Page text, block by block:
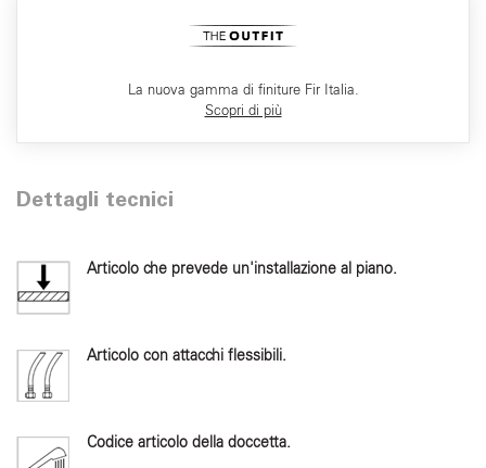
La nuova gamma di finiture Fir Italia.
Scopri di più
Dettagli tecnici
Articolo che prevede un'installazione al piano.
Articolo con attacchi flessibili.
Codice articolo della doccetta.